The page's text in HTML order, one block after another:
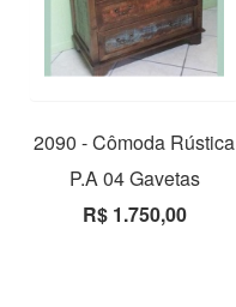
2090 - Cômoda Rústica
P.A 04 Gavetas
R$ 1.750,00